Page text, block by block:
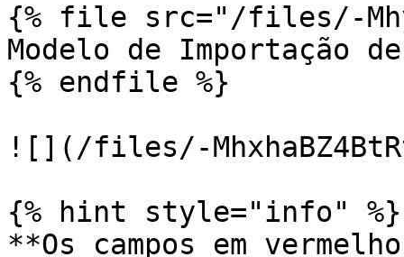
{% file src="/files/-
Modelo de Importação
{% endfile %}
![](/files/-
{% hint style="info" %}
**Os campos em